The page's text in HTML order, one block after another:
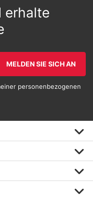
erhalte
MELDEN SIE SICH AN
personenbezogenen